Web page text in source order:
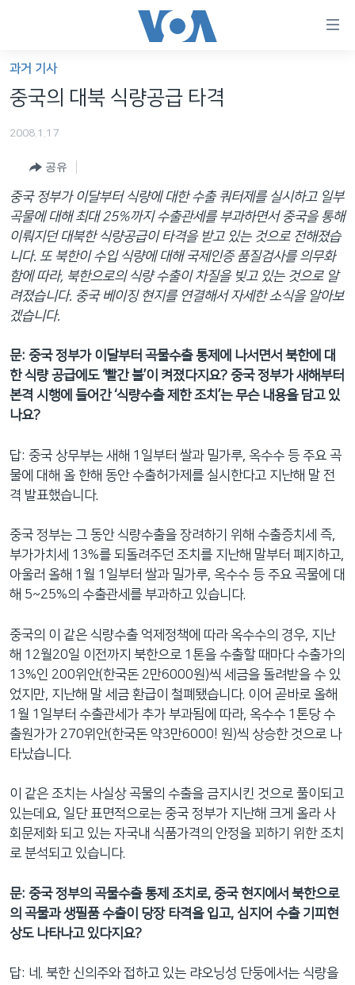
가
능
네
게
션
로
색
으
등
VOD
라디오
프로그램
주파수 안내
FOLLOW US
언어 선택
과거 기사
중국의 대북 식량공급 타격
2008.1.17
공유
중국 정부가 이달부터 식량에 대한 수출 쿼터제를 실시하고 일부
곡물에 대해 최대 25%까지 수출관세를 부과하면서 중국을 통해
이뤄지던 대북한 식량공급이 타격을 받고 있는 것으로 전해졌습
니다. 또 북한이 수입 식량에 대해 국제인증 품질검사를 의무화
함에 따라, 북한으로의 식량 수출이 차질을 빚고 있는 것으로 알
려졌습니다. 중국 베이징 현지를 연결해서 자세한 소식을 알아보
겠습니다.
문: 중국 정부가 이달부터 곡물수출 통제에 나서면서 북한에 대
한 식량 공급에도 ‘빨간 불’이 켜졌다지요? 중국 정부가 새해부터
본격 시행에 들어간 ‘식량수출 제한 조치’는 무슨 내용을 담고 있
나요?
답: 중국 상무부는 새해 1일부터 쌀과 밀가루, 옥수수 등 주요 곡
물에 대해 올 한해 동안 수출허가제를 실시한다고 지난해 말 전
격 발표했습니다.
중국 정부는 그 동안 식량수출을 장려하기 위해 수출증치세 즉,
부가가치세 13%를 되돌려주던 조치를 지난해 말부터 폐지하고,
아울러 올해 1월 1일부터 쌀과 밀가루, 옥수수 등 주요 곡물에 대
해 5~25%의 수출관세를 부과하고 있습니다.
중국의 이 같은 식량수출 억제정책에 따라 옥수수의 경우, 지난
해 12월20일 이전까지 북한으로 1톤을 수출할 때마다 수출가의
13%인 200위안(한국돈 2만6000원)씩 세금을 돌려받을 수 있
었지만, 지난해 말 세금 환급이 철폐됐습니다. 이어 곧바로 올해
1월 1일부터 수출관세가 추가 부과됨에 따라, 옥수수 1톤당 수
출원가가 270위안(한국돈 약3만6000! 원)씩 상승한 것으로 나
타났습니다.
이 같은 조치는 사실상 곡물의 수출을 금지시킨 것으로 풀이되고
있는데요, 일단 표면적으로는 중국 정부가 지난해 크게 올라 사
회문제화 되고 있는 자국내 식품가격의 안정을 꾀하기 위한 조치
로 분석되고 있습니다.
문: 중국 정부의 곡물수출 통제 조치로, 중국 현지에서 북한으로
의 곡물과 생필품 수출이 당장 타격을 입고, 심지어 수출 기피현
상도 나타나고 있다지요?
답: 네. 북한 신의주와 접하고 있는 랴오닝성 단둥에서는 식량을